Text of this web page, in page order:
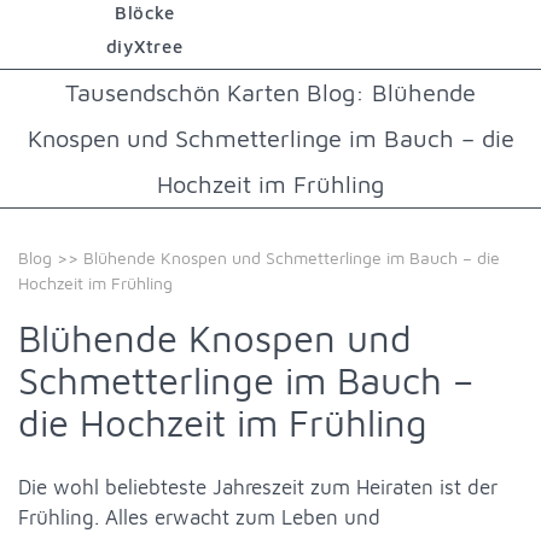
Blöcke
diyXtree
Tausendschön Karten Blog: Blühende
Knospen und Schmetterlinge im Bauch – die
Hochzeit im Frühling
Blog >> Blühende Knospen und Schmetterlinge im Bauch – die
Hochzeit im Frühling
Blühende Knospen und
Schmetterlinge im Bauch –
die Hochzeit im Frühling
Die wohl beliebteste Jahreszeit zum Heiraten ist der
Frühling. Alles erwacht zum Leben und